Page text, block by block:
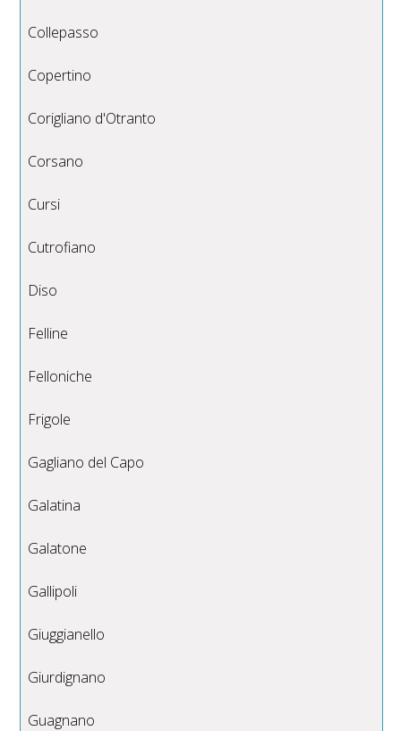
Collepasso
Copertino
Corigliano d'Otranto
Corsano
Cursi
Cutrofiano
Diso
Felline
Felloniche
Frigole
Gagliano del Capo
Galatina
Galatone
Gallipoli
Giuggianello
Giurdignano
Guagnano